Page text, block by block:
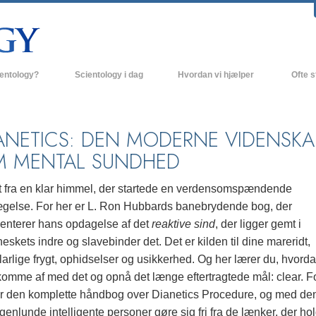
siger om Scientology
principper
Dianetics
–
Scientology i dag
Avancerede Organisationer
Freewinds
Bringer Scientology ud til hele verden
David Miscavige - Scientology
religionens kirkelige leder
Hvordan vi hjælper Ofte
DEN MODERNE
MENTAL SUNDHED
fra en klar himmel, der startede en verdensomspændende
For her er L. Ron Hubbards banebrydende bog, der
hans opdagelse af detreaktive sind, der ligger gemt i
indre og slavebinder det. Det er kilden til dine mareridt,
frygt, ophidselser og usikkerhed. Og her lærer du,
af med det og opnå det længe eftertragtede mål: clear.
den komplette håndbog over Dianetics Procedure, og med
intelligente personer gøre sig fri fra de lænker, der